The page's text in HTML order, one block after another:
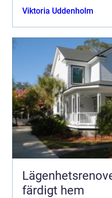
uppvärmningskostnader.
Viktoria Uddenholm
Lägenhetsrenovering
färdigt hem